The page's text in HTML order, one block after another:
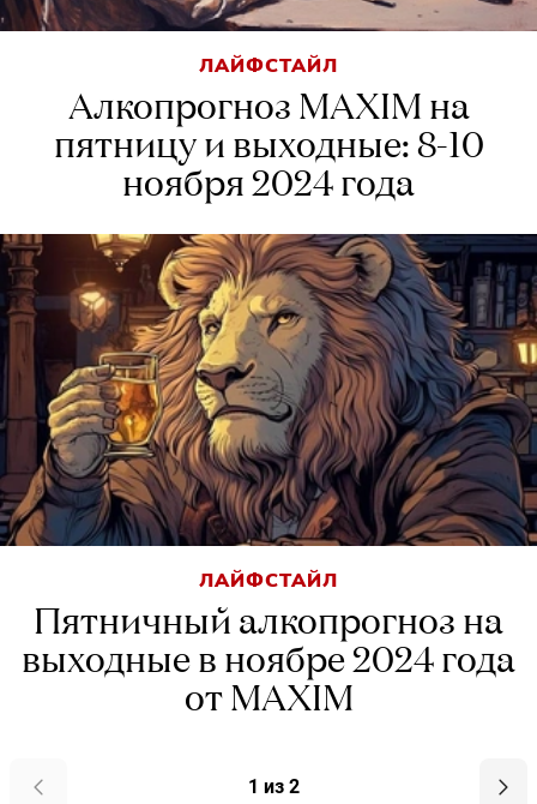
ЛАЙФСТАЙЛ
Алкопрогноз MAXIM на
пятницу и выходные: 8-10
ноября 2024 года
ЛАЙФСТАЙЛ
Пятничный алкопрогноз на
выходные в ноябре 2024 года
от MAXIM
1 из 2